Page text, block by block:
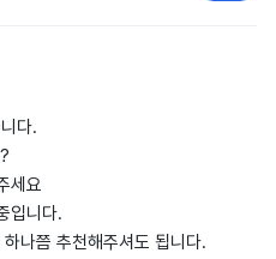
다.
세요
입니다.
나쯤 추천해주셔도 됩니다.